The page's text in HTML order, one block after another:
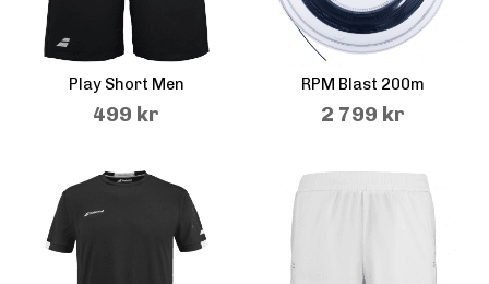
Play Short Men
499 kr
RPM Blast 200m
2 799 kr